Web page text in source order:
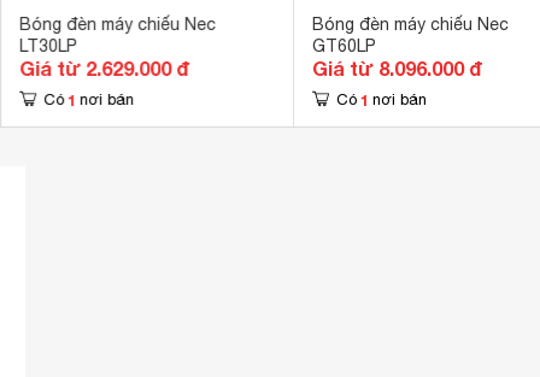
Bóng đèn máy chiếu Nec
LT30LP
Giá từ 2.629.000 đ
Có 1 nơi bán
Bóng đèn máy chiếu Nec
GT60LP
Giá từ 8.096.000 đ
Có 1 nơi bán